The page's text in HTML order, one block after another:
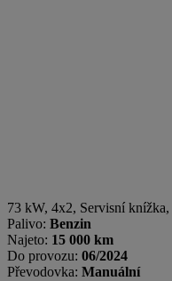
73 kW, 4x2, Servisní knížka,
Palivo: Benzin
Najeto: 15 000 km
Do provozu: 06/2024
Převodovka: Manuální